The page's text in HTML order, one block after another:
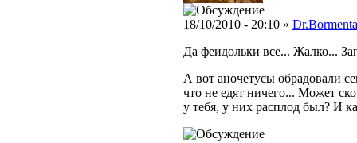
18/10/2010 - 20:10 »
Да феидольки все... Жалко...
А вот аночетусы обрадовали
что не едят ничего... Может
у тебя, у них расплод был? И